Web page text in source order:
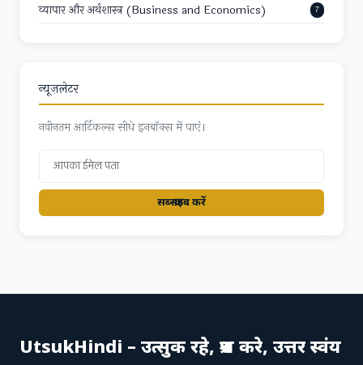
व्यापार और अर्थशास्त्र (Business and Economics) 7
न्यूज़लेटर
नवीनतम आर्टिकल्स सीधे इनबॉक्स में पाएं।
सब्स्क्राइब करें
UtsukHindi – उत्सुक रहे, प्रश्न करे, उत्तर स्वंय